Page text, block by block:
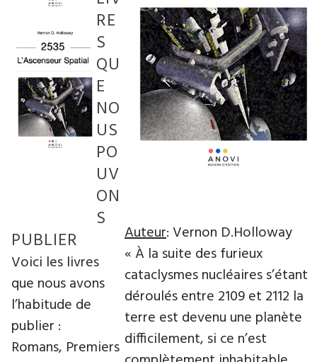
Auteur: Vernon D.Holloway
« À la suite des furieux
cataclysmes nucléaires s’étant
déroulés entre 2109 et 2112 la
terre est devenu une planète
difficilement, si ce n’est
RE
S
QU
E
NO
US
PO
UV
ON
S
PUBLIER
Voici les livres
que nous avons
l’habitude de
publier :
Romans, Premiers